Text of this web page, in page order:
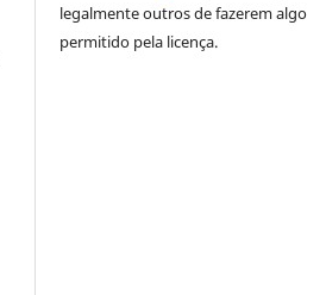
legalmente outros de fazerem algo
permitido pela licença.